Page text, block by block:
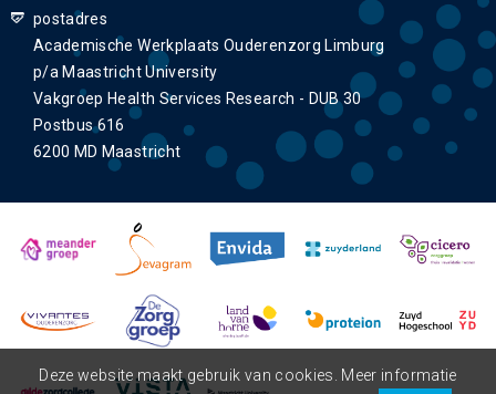
postadres
Academische Werkplaats Ouderenzorg Limburg
p/a Maastricht University
Vakgroep Health Services Research - DUB 30
Postbus 616
6200 MD Maastricht
Deze website maakt gebruik van cookies. Meer informatie